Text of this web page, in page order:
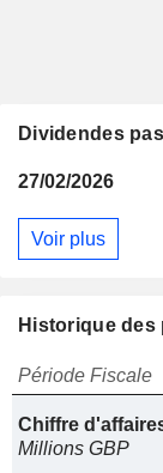
Dividendes
27/02/2026
Voir plus
Historique
Période Fiscale
Chiffre
Millions GBP